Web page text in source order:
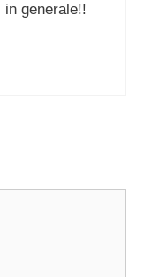
generale!!